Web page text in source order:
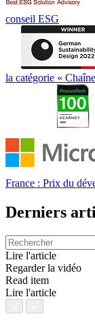
conseil ESG
la catégorie «
France : Prix du
Derniers
Lire l'article
Regarder la vidéo
Read item
Lire l'article